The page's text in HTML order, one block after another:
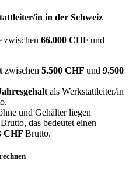
in in der Schweiz
zwischen 66.000 CHF und
zwischen 5.500 CHF und 9.500
als Werkstattleiter/in
und Gehälter liegen
Brutto, das bedeutet einen
CHF Brutto.